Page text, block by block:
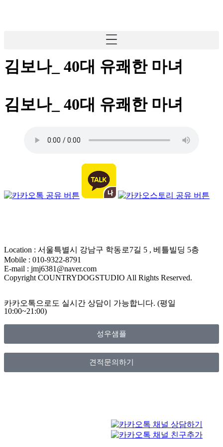
김보나_ 40대 유쾌한 마녀
김보나_ 40대 유쾌한 마녀
Location : 서울특별시 강남구 학동로7길 5 , 베틀빌딩 5층
Mobile : 010-9322-8791
E-mail : jmj6381@naver.com
Copyright COUNTRYDOGSTUDIO All Rights Reserved.
카카오톡으로도 실시간 상담이 가능합니다. (평일
10:00~21:00)
성우샘플
견적문의하기